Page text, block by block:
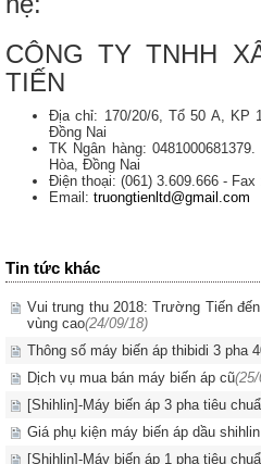
CÔNG TY TNHH
TIẾN
Địa chỉ: 170/20/6, Tổ 50 A, KP
Đồng Nai
TK Ngân hàng:
Hòa, Đồng Nai
Điện thoại: (061) 3.609.666 - Fax
Email: truongtienltd@gmail.com
Tin tức khác
Vui trung thu 2018: Trường Tiến
vùng cao(24/09/18)
Thông số máy biến áp thibidi 3 pha
Dịch vụ mua bán máy biến áp cũ
[Shihlin]-Máy biến áp 3 pha tiêu
Giá phụ kiện máy biến áp dầu shihlin
[Shihlin]-Máy biến áp 1 pha tiêu